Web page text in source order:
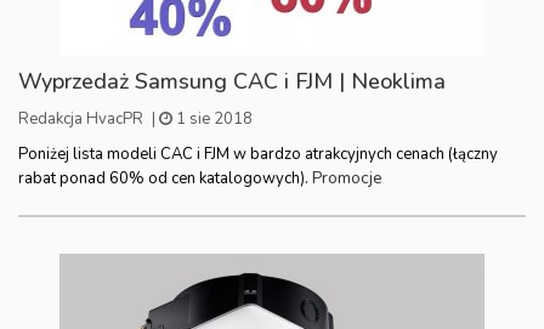
Wyprzedaż Samsung CAC i FJM | Neoklima
Redakcja HvacPR |
1 sie 2018
Poniżej lista modeli CAC i FJM w bardzo atrakcyjnych cenach (łączny
rabat ponad 60% od cen katalogowych). Promocje